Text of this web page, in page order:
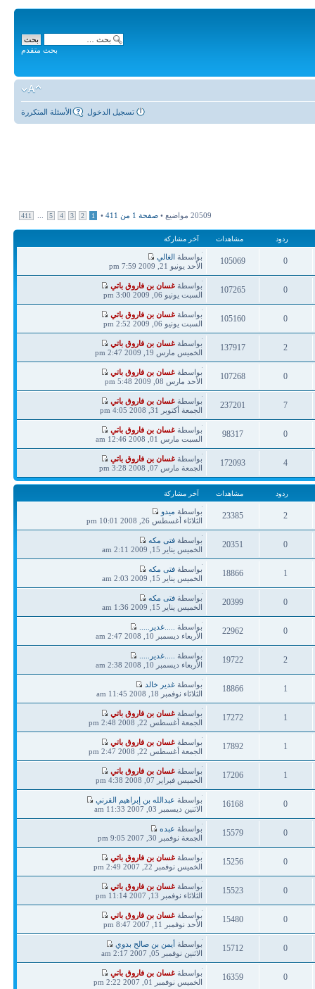
بحث متقدم
الأسئلة المتكررة تسجيل الدخول
20509 مواضيع • صفحة 1 من 411
•
1
2
3
4
5
411
ردود مشاهدات آخر مشاركة
0
ردود
105069
مشاهدات
آخر
مشاركة
بواسطة الغالي
الأحد يونيو 21, 2009 7:59 pm
0
ردود
107265
مشاهدات
آخر
مشاركة
بواسطةغسان بن فاروق باتي
السبت يونيو 06, 2009 3:00 pm
0
ردود
105160
مشاهدات
آخر
مشاركة
بواسطةغسان بن فاروق باتي
السبت يونيو 06, 2009 2:52 pm
2
ردود
137917
مشاهدات
آخر
مشاركة
بواسطةغسان بن فاروق باتي
الخميس مارس 19, 2009 2:47 pm
0
ردود
107268
مشاهدات
آخر
مشاركة
بواسطةغسان بن فاروق باتي
الأحد مارس 08, 2009 5:48 pm
7
ردود
237201
مشاهدات
آخر
مشاركة
بواسطةغسان بن فاروق باتي
الجمعة أكتوبر 31, 2008 4:05 pm
0
ردود
98317
مشاهدات
آخر
مشاركة
بواسطةغسان بن فاروق باتي
السبت مارس 01, 2008 12:46 am
4
ردود
172093
مشاهدات
آخر
مشاركة
بواسطةغسان بن فاروق باتي
الجمعة مارس 07, 2008 3:28 pm
ردود مشاهدات آخر مشاركة
2
ردود
23385
مشاهدات
آخر
مشاركة
بواسطة ميدو
الثلاثاء أغسطس 26, 2008 10:01 pm
0
ردود
20351
مشاهدات
آخر
مشاركة
بواسطةفتى مكه
الخميس يناير 15, 2009 2:11 am
1
ردود
18866
مشاهدات
آخر
مشاركة
بواسطةفتى مكه
الخميس يناير 15, 2009 2:03 am
0
ردود
20399
مشاهدات
آخر
مشاركة
بواسطةفتى مكه
الخميس يناير 15, 2009 1:36 am
0
ردود
22962
مشاهدات
آخر
مشاركة
بواسطة
.....غدير.....
الأربعاء ديسمبر 10, 2008 2:47 am
2
ردود
19722
مشاهدات
آخر
مشاركة
بواسطة
.....غدير.....
الأربعاء ديسمبر 10, 2008 2:38 am
1
ردود
18866
مشاهدات
آخر
مشاركة
بواسطةغدير خالد
الثلاثاء نوفمبر 18, 2008 11:45 am
1
ردود
17272
مشاهدات
آخر
مشاركة
بواسطةغسان بن فاروق باتي
الجمعة أغسطس 22, 2008 2:48 pm
1
ردود
17892
مشاهدات
آخر
مشاركة
بواسطةغسان بن فاروق باتي
الجمعة أغسطس 22, 2008 2:47 pm
1
ردود
17206
مشاهدات
آخر
مشاركة
بواسطةغسان بن فاروق باتي
الخميس فبراير 07, 2008 4:38 pm
0
ردود
16168
مشاهدات
آخر
مشاركة
بواسطة عبدالله بن إبراهيم القرني
الاثنين ديسمبر 03, 2007 11:33 am
0
ردود
15579
مشاهدات
آخر
مشاركة
بواسطة عبده
الجمعة نوفمبر 30, 2007 9:05 pm
0
ردود
15256
مشاهدات
آخر
مشاركة
بواسطةغسان بن فاروق باتي
الخميس نوفمبر 22, 2007 2:49 pm
0
ردود
15523
مشاهدات
آخر
مشاركة
بواسطةغسان بن فاروق باتي
الثلاثاء نوفمبر 13, 2007 11:14 pm
0
ردود
15480
مشاهدات
آخر
مشاركة
بواسطةغسان بن فاروق باتي
الأحد نوفمبر 11, 2007 8:47 pm
0
ردود
15712
مشاهدات
آخر
مشاركة
بواسطةأيمن بن صالح بدوي
الاثنين نوفمبر 05, 2007 2:17 am
0
16359
آخر
مشاركة
بواسطةغسان بن فاروق باتي
الخميس نوفمبر 01, 2007 2:22 pm